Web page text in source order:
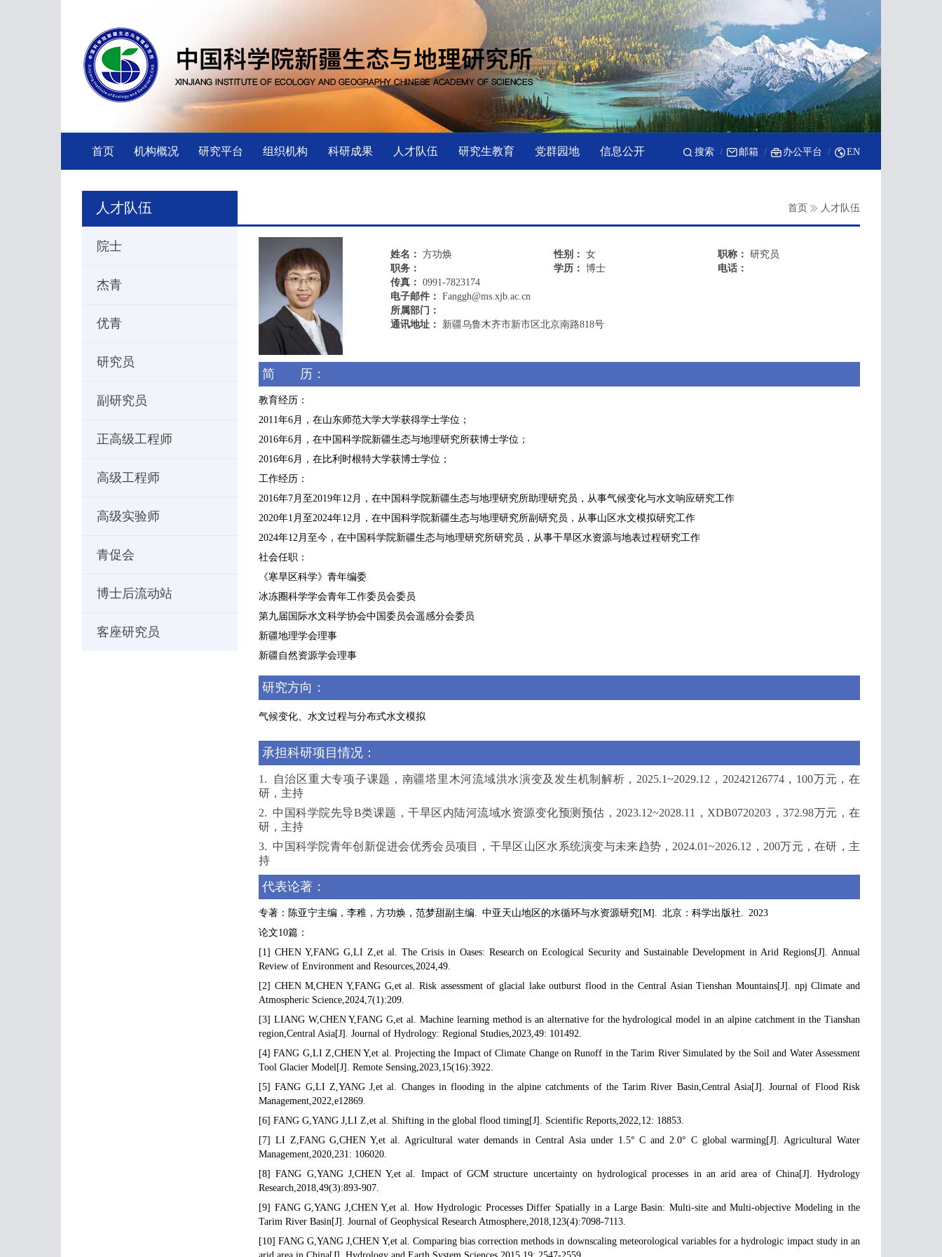
首页 机构概况 研究平台 组织机构 科研成果 人才队伍 研究生教育 党群园地 信息公开 搜索 邮箱 办公平台 EN
人才队伍 首页 人才队伍
院士
杰青
优青
研究员
副研究员
正高级工程师
高级工程师
高级实验师
青促会
博士后流动站
客座研究员
姓名： 方功焕 性别： 女 职称： 研究员
职务：
学历： 博士
电话：
传真： 0991-7823174
电子邮件： Fanggh@ms.xjb.ac.cn
所属部门：
通讯地址：
新疆乌鲁木齐市新市区北京南路818号
简 历：
教育经历：
2011年6月，在山东师范大学大学获得学士学位；
2016年6月，在中国科学院新疆生态与地理研究所获博士学位；
2016年6月，在比利时根特大学获博士学位；
工作经历：
2016年7月至2019年12月，在中国科学院新疆生态与地理研究所助理研究员，从事气候变化与水文响应研究工作
2020年1月至2024年12月，在中国科学院新疆生态与地理研究所副研究员，从事山区水文模拟研究工作
2024年12月至今，在中国科学院新疆生态与地理研究所研究员，从事干旱区水资源与地表过程研究工作
社会任职：
《寒旱区科学》青年编委
冰冻圈科学学会青年工作委员会委员
第九届国际水文科学协会中国委员会遥感分会委员
新疆地理学会理事
新疆自然资源学会理事
研究方向：
气候变化、水文过程与分布式水文模拟
承担科研项目情况：
1. 自治区重大专项子课题，南疆塔里木河流域洪水演变及发生机制解析，2025.1~2029.12，20242126774，100万元，在
研，主持
2. 中国科学院先导B类课题，干旱区内陆河流域水资源变化预测预估，2023.12~2028.11，XDB0720203，372.98万元，在
研，主持
3. 中国科学院青年创新促进会优秀会员项目，干旱区山区水系统演变与未来趋势，2024.01~2026.12，200万元，在研，主
持
代表论著：
专著： 陈亚宁主编，李稚，方功焕，范梦甜副主编. 中亚天山地区的水循环与水资源研究[M]. 北京：科学出版社. 2023
论文10篇：
[1] CHEN Y,FANG G,LI Z,et al. The Crisis in Oases: Research on Ecological Security and Sustainable Development in Arid Regions[J]. Annual
Review of Environment and Resources,2024,49.
[2] CHEN M,CHEN Y,FANG G,et al. Risk assessment of glacial lake outburst flood in the Central Asian Tienshan Mountains[J]. npj Climate and
Atmospheric Science,2024,7(1):209.
[3] LIANG W,CHEN Y,FANG G,et al. Machine learning method is an alternative for the hydrological model in an alpine catchment in the Tianshan
region,Central Asia[J]. Journal of Hydrology: Regional Studies,2023,49: 101492.
[4] FANG G,LI Z,CHEN Y,et al. Projecting the Impact of Climate Change on Runoff in the Tarim River Simulated by the Soil and Water Assessment
Tool Glacier Model[J]. Remote Sensing,2023,15(16):3922.
[5] FANG G,LI Z,YANG J,et al. Changes in flooding in the alpine catchments of the Tarim River Basin,Central Asia[J]. Journal of Flood Risk
Management,2022,e12869.
[6] FANG G,YANG J,LI Z,et al. Shifting in the global flood timing[J]. Scientific Reports,2022,12: 18853.
[7] LI Z,FANG G,CHEN Y,et al. Agricultural water demands in Central Asia under 1.5° C and 2.0° C global warming[J]. Agricultural Water
Management,2020,231: 106020.
[8] FANG G,YANG J,CHEN Y,et al. Impact of GCM structure uncertainty on hydrological processes in an arid area of China[J]. Hydrology
Research,2018,49(3):893-907.
[9] FANG G,YANG J,CHEN Y,et al. How Hydrologic Processes Differ Spatially in a Large Basin: Multi-site and Multi-objective Modeling in the
Tarim River Basin[J]. Journal of Geophysical Research Atmosphere,2018,123(4):7098-7113.
[10] FANG G,YANG J,CHEN Y,et al. Comparing bias correction methods in downscaling meteorological variables for a hydrologic impact study in an